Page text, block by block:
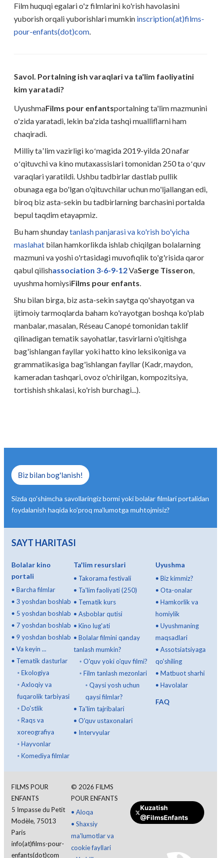
Film huquqi egalari o'z filmlarini ko'rish havolasini
yuborish orqali yuborishlari mumkin inscription(at)films-
pour-enfants(dot)com.
Savol. Portalning ish varaqlari va ta'lim faoliyatini
kim yaratadi?
UyushmaFilms pour enfantsportalning ta'lim mazmunini
o'zida yaratadi, lekin ba'zida tashqi mualliflarni ham
chaqiradi.
Milliy taʼlim vazirligi koʻmagida 2019-yilda 20 nafar
oʻqituvchi va kino mutaxassislari tomonidan 250 ta oʻquv
varaqlari yaratildi. Ushbu tadbirlar dastlab pullik
obunaga ega bo'lgan o'qituvchilar uchun mo'ljallangan edi,
biroq biz asta-sekin bu tadbirlarning barchasini portalda
bepul taqdim etayapmiz.
Bu ham shundaytanlash panjarasi va ko'rish bo'yicha
maslahat bilan hamkorlikda ishlab chiqilgan bolalarning
mazmuni va yoshi o'rtasidagi muvofiqlik to'g'risida qaror
qabul qilishassociation 3-6-9-12VaSerge Tisseron,
uyushma homiysiFilms pour enfants.
Shu bilan birga, biz asta-sekin saytga qo'shayotgan va
ijtimoiy tarmoqlarda baham ko'rayotgan boshqa ko'plab
manbalar, masalan, Réseau Canopé tomonidan taklif
qilinadigan tematik sayohatlar, tasvirlarni o'qitishga
bag'ishlangan fayllar yoki hatto kino leksikoniga va
grammatikasiga bag'ishlangan fayllar (Kadr, maydon,
kameradan tashqari, ovoz o'chirilgan, kompozitsiya,
tortishish shkalasi, ko'rish burchagi...).
Biz bilan bog'lanish!
Sizda qo'shimcha savollaringiz bormi yoki bolalar filmlari portalidan
foydalanish haqida ko'proq ma'lumotga muhtojmisiz?
SAYT HARITASI
Bolalar kino
portali
• Barcha filmlar
• 3 yoshdan boshlab
• 5 yoshdan boshlab
• 7 yoshdan boshlab
• 9 yoshdan boshlab
• Va keyin ...
• Tematik dasturlar
◦ Ekologiya
◦ Axloqiy va
fuqarolik tarbiyasi
◦ Do'stlik
◦ Raqs va
xoreografiya
◦ Hayvonlar
◦ Komediya filmlar
Ta'lim resurslari
• Takorama festivali
• Ta'lim faoliyati (250)
• Tematik kurs
• Asboblar qutisi
• Kino lug'ati
• Bolalar filmini qanday
tanlash mumkin?
◦ O'quv yoki o'quv filmi?
◦ Film tanlash mezonlari
◦ Qaysi yosh uchun
qaysi filmlar?
• Ta'lim tajribalari
• O'quv ustaxonalari
• Intervyular
Uyushma
•Biz kimmiz?
•Ota-onalar
•Hamkorlik va
homiylik
•Uyushmaning
maqsadlari
•Assotsiatsiyaga
qo'shiling
•Matbuot sharhi
•Havolalar
FAQ
FILMS POUR
ENFANTS
5 Impasse du Petit
Modèle, 75013
Paris
info(at)films-pour-
enfants(dot)com
© 2026 FILMS
POUR ENFANTS
• Aloqa
• Shaxsiy
ma'lumotlar va
cookie fayllari
Kuzatish
@FilmsEnfants